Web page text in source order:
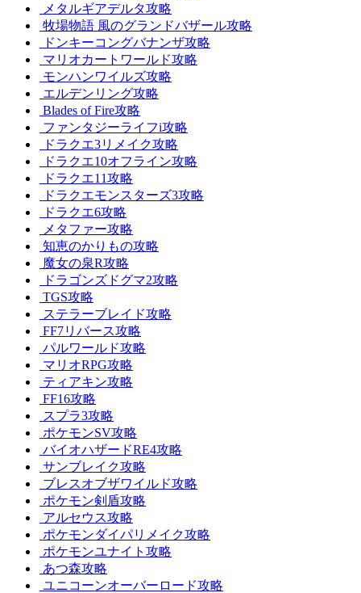
メタルギアデルタ攻略
牧場物語 風のグランドバザール攻略
ドンキーコングバナンザ攻略
マリオカートワールド攻略
モンハンワイルズ攻略
エルデンリング攻略
Blades of Fire攻略
ファンタジーライフi攻略
ドラクエ3リメイク攻略
ドラクエ10オフライン攻略
ドラクエ11攻略
ドラクエモンスターズ3攻略
ドラクエ6攻略
メタファー攻略
知恵のかりもの攻略
魔女の泉R攻略
ドラゴンズドグマ2攻略
TGS攻略
ステラーブレイド攻略
FF7リバース攻略
パルワールド攻略
マリオRPG攻略
ティアキン攻略
FF16攻略
スプラ3攻略
ポケモンSV攻略
バイオハザードRE4攻略
サンブレイク攻略
ブレスオブザワイルド攻略
ポケモン剣盾攻略
アルセウス攻略
ポケモンダイパリメイク攻略
ポケモンユナイト攻略
あつ森攻略
ユニコーンオーバーロード攻略